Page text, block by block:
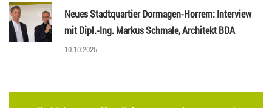
Neues Stadtquartier Dormagen-Horrem: Interview
mit Dipl.-Ing. Markus Schmale, Architekt BDA
10.10.2025